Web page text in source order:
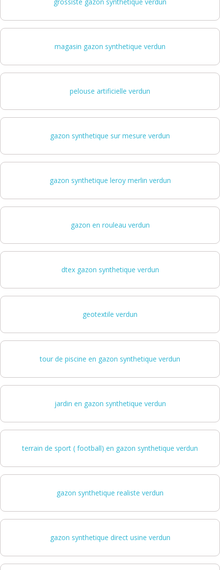
magasin gazon synthetique verdun
pelouse artificielle verdun
gazon synthetique sur mesure verdun
gazon synthetique leroy merlin verdun
gazon en rouleau verdun
dtex gazon synthetique verdun
geotextile verdun
tour de piscine en gazon synthetique verdun
jardin en gazon synthetique verdun
terrain de sport ( football) en gazon synthetique verdun
gazon synthetique realiste verdun
gazon synthetique direct usine verdun